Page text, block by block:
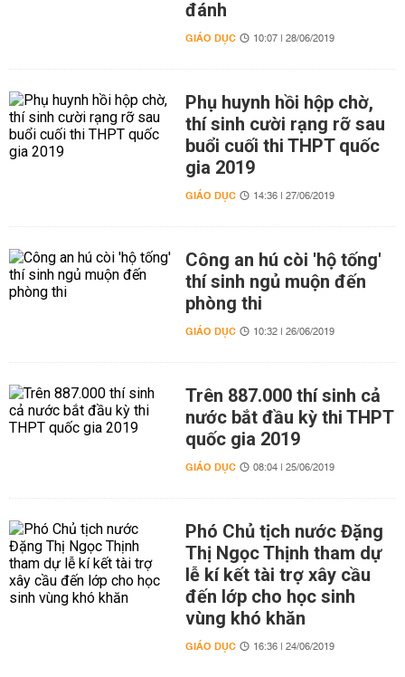
đánh
GIÁO DỤC 10:07 | 28/06/2019
Phụ huynh hồi hộp chờ,
thí sinh cười rạng rỡ sau
buổi cuối thi THPT quốc
gia 2019
GIÁO DỤC 14:36 | 27/06/2019
Công an hú còi 'hộ tống'
thí sinh ngủ muộn đến
phòng thi
GIÁO DỤC 10:32 | 26/06/2019
Trên 887.000 thí sinh cả
nước bắt đầu kỳ thi THPT
quốc gia 2019
GIÁO DỤC 08:04 | 25/06/2019
Phó Chủ tịch nước Đặng
Thị Ngọc Thịnh tham dự
lễ kí kết tài trợ xây cầu
đến lớp cho học sinh
vùng khó khăn
GIÁO DỤC 16:36 | 24/06/2019